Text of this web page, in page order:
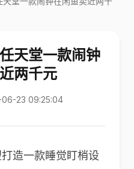
天堂一款闹钟
两千元
06-23 09:25:04
造一款睡觉盯梢设